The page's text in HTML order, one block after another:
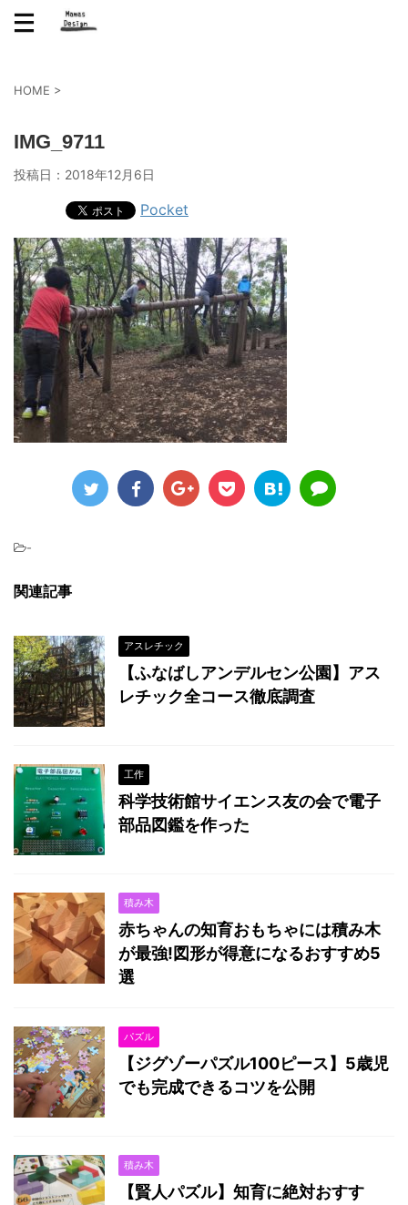
HOME >
IMG_9711
投稿日： 2018年12月6日
Pocket
-
関連記事
アスレチック
【ふなばしアンデルセン公園】アス
レチック全コース徹底調査
工作
科学技術館サイエンス友の会で電子
部品図鑑を作った
積み木
赤ちゃんの知育おもちゃには積み木
が最強!図形が得意になるおすすめ5
選
パズル
【ジグゾーパズル100ピース】5歳児
でも完成できるコツを公開
積み木
【賢人パズル】知育に絶対おすす